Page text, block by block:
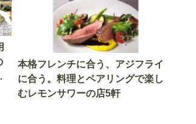
本格フレンチに合う、アジフライ
に合う。料理とペアリングで楽し
むレモンサワーの店5軒